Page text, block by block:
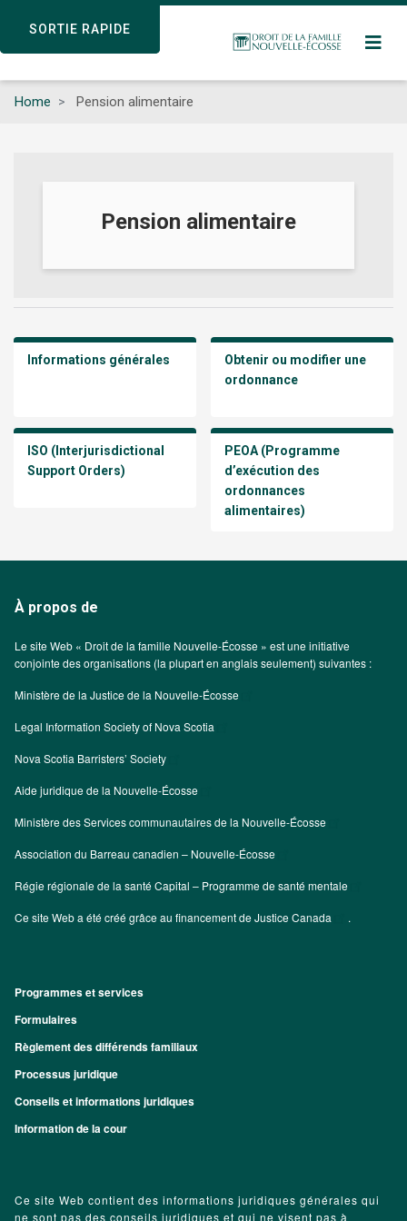
SORTIE RAPIDE
content
SORTIE RAPIDE
Home Pension alimentaire
Pension alimentaire
Informations générales
Obtenir ou modifier une
ordonnance
ISO (Interjurisdictional
Support Orders)
PEOA (Programme
d’exécution des
ordonnances
alimentaires)
À propos de
Le site Web « Droit de la famille Nouvelle-Écosse » est une initiative
conjointe des organisations (la plupart en anglais seulement) suivantes :
Ministère de la Justice de la Nouvelle-Écosse
Legal Information Society of Nova Scotia
Nova Scotia Barristers’ Society
Aide juridique de la Nouvelle-Écosse
Ministère des Services communautaires de la Nouvelle-Écosse
Association du Barreau canadien – Nouvelle-Écosse
Régie régionale de la santé Capital – Programme de santé mentale
Ce site Web a été créé grâce au financement deJustice Canada .
Footer
Programmes et services
Formulaires
Règlement des différends familiaux
Processus juridique
Conseils et informations juridiques
Information de la cour
Ce site Web contient des informations juridiques générales qui
ne sont pas des conseils juridiques et qui ne visent pas à